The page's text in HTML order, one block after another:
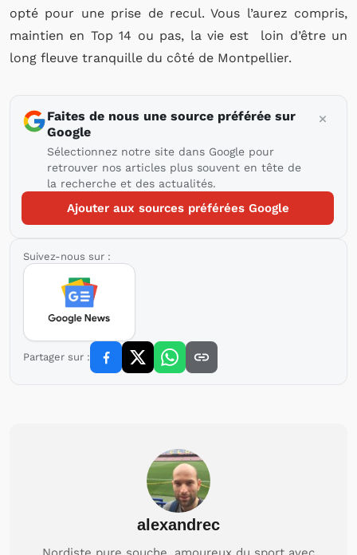
opté pour une prise de recul. Vous l’aurez compris,
maintien en Top 14 ou pas, la vie est loin d’être un
long fleuve tranquille du côté de Montpellier.
Faites de nous une source préférée sur
Google
Sélectionnez notre site dans Google pour
retrouver nos articles plus souvent en tête de
la recherche et des actualités.
Ajouter aux sources préférées Google
Suivez-nous sur :
Partager sur :
alexandrec